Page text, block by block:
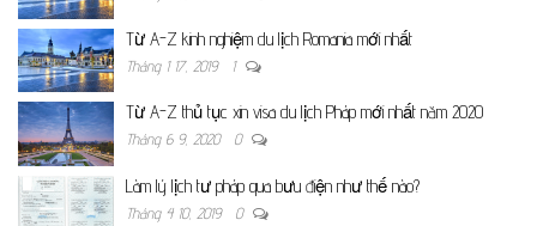
Từ A-Z kinh nghiệm du lịch Romania mới nhất
Tháng 1 17, 2019 1
Từ A-Z thủ tục xin visa du lịch Pháp mới nhất năm 2020
Tháng 6 9, 2020 0
Làm lý lịch tư pháp qua bưu điện như thế nào?
Tháng 4 10, 2019 0